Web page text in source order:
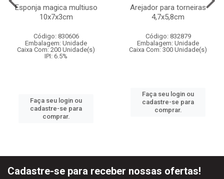
Esponja magica multiuso
10x7x3cm
Código: 830606
Embalagem: Unidade
Caixa Com: 200 Unidade(s)
IPI: 6.5%
Faça seu login ou
cadastre-se para
comprar.
Arejador para torneiras
4,7x5,8cm
Código: 832879
Embalagem: Unidade
Caixa Com: 300 Unidade(s)
Faça seu login ou
cadastre-se para
comprar.
Cadastre-se para receber nossas ofertas!